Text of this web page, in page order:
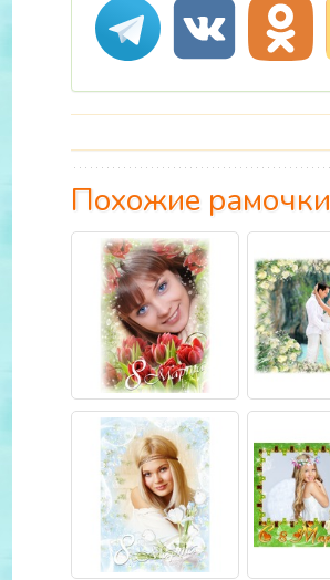
Похожие рамочки